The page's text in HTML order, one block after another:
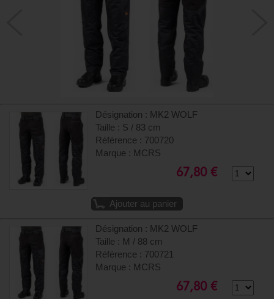
Désignation : MK2 WOLF
Taille : S / 83 cm
Référence : 700720
Marque : MCRS
67,80 €
Ajouter au panier
Désignation : MK2 WOLF
Taille : M / 88 cm
Référence : 700721
Marque : MCRS
67,80 €